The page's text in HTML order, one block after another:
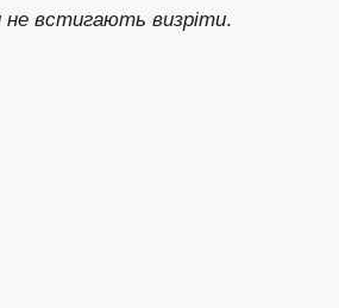
не встигають визріти.